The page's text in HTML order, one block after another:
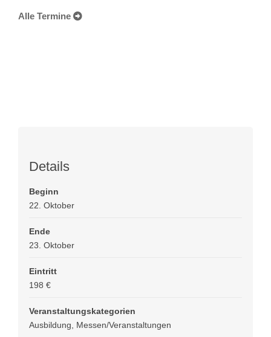
Alle Termine
Details
Beginn
22. Oktober
Ende
23. Oktober
Eintritt
198 €
Veranstaltungskategorien
Ausbildung
Messen/Veranstaltungen